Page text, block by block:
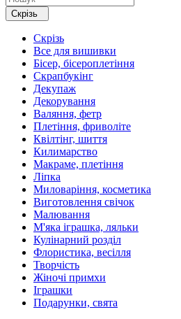
Скрізь
Скрізь
Все для вишивки
Бісер, бісероплетіння
Скрапбукінг
Декупаж
Декорування
Валяння, фетр
Плетіння, фриволіте
Квілтінг, шиття
Килимарство
Макраме, плетіння
Ліпка
Миловаріння, косметика
Виготовлення свічок
Малювання
М'яка іграшка, ляльки
Кулінарний розділ
Флористика, весілля
Творчість
Жіночі примхи
Іграшки
Подарунки, свята